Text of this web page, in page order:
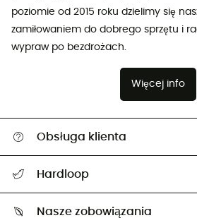
poziomie od 2015 roku dzielimy się
zamiłowaniem do dobrego sprzętu i
wypraw po bezdrożach.
Więcej info
Obsługa klienta
Śledzenie przesyłki
Zwrot artykułów i zwrot środków
Hardloop
Nasze zobowiązania